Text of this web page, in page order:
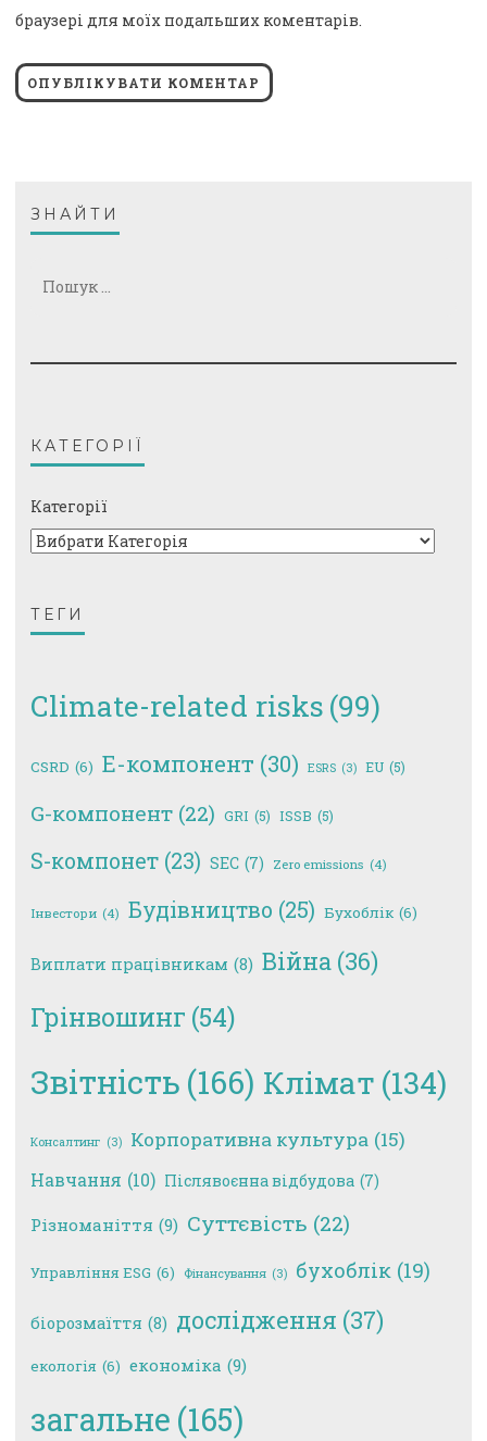
браузері для моїх подальших коментарів.
ЗНАЙТИ
КАТЕГОРІЇ
Категорії
ТЕГИ
Climate-related risks (99)
CSRD (6) E-компонент (30) ESRS (3) EU (5)
G-компонент (22) GRI (5) ISSB (5)
S-компонет (23) SEC (7) Zero emissions (4)
Інвестори (4) Будівництво (25) Бухоблік (6)
Виплати працівникам (8) Війна (36)
Грінвошинг (54)
Звітність (166) Клімат (134)
Консалтинг (3) Корпоративна культура (15)
Навчання (10) Післявоєнна відбудова (7)
Різноманіття (9) Суттєвість (22)
Управління ESG (6) Фінансування (3) бухоблік (19)
біорозмаїття (8) дослідження (37)
екологія (6) економіка (9)
загальне (165)